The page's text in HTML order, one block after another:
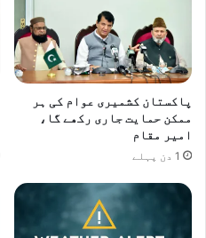
ی
د
ھ
م
ک
ی
پاکستان کشمیری عوام کی ہر
ممکن حمایت جاری رکھے گا،
امیر مقام
1 دن پہلے